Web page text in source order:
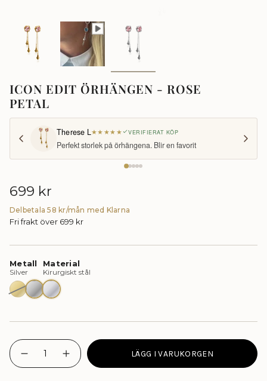
ICON EDIT ÖRHÄNGEN - ROSE
PETAL
Therese L★★ ★★ ★ VERIFIERAT KÖP
Perfekt storlek på örhängena. Blir en favorit
Ordinarie
pris
699 kr
Delbetala 58 kr/mån med Klarna
Fri frakt över 699 kr
GuldSilverKirurgiskt stål - Nickelfritt
{"in_cart_html"=>"
<span
class=\"quantity-
I18n
Error:
Öka
antalet
LÄGG I VARUKORGEN